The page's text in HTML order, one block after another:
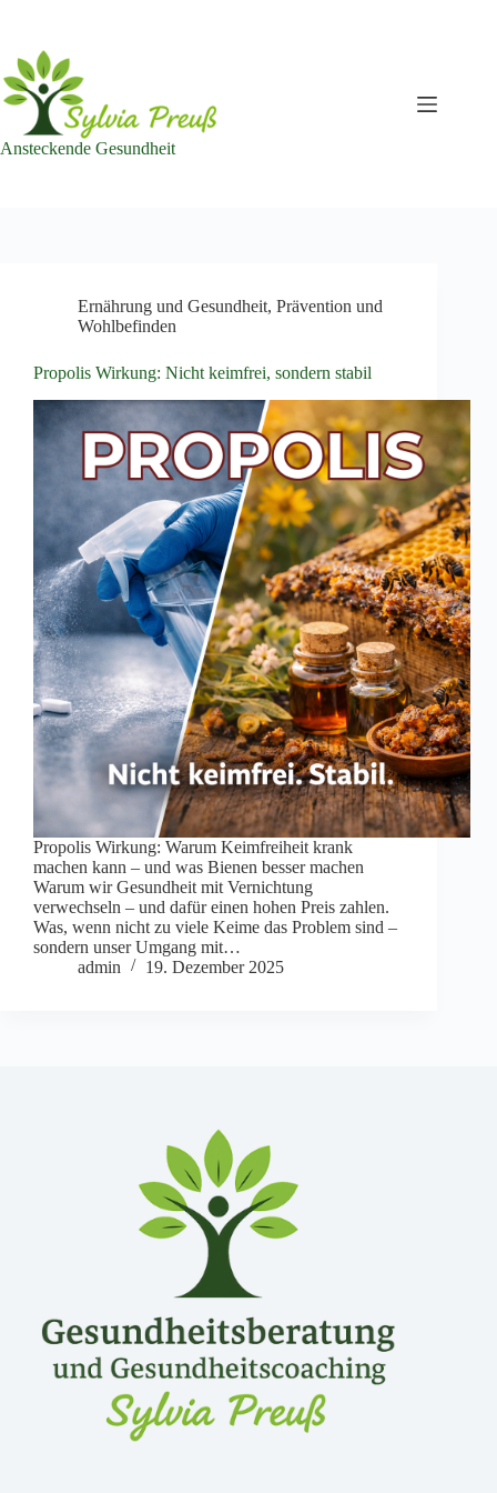
springen
Ansteckende Gesundheit
Ernährung und Gesundheit, Prävention und
Wohlbefinden
Propolis Wirkung: Nicht keimfrei, sondern stabil
Propolis Wirkung: Warum Keimfreiheit krank
machen kann – und was Bienen besser machen
Warum wir Gesundheit mit Vernichtung
verwechseln – und dafür einen hohen Preis zahlen.
Was, wenn nicht zu viele Keime das Problem sind –
sondern unser Umgang mit…
admin
19. Dezember 2025